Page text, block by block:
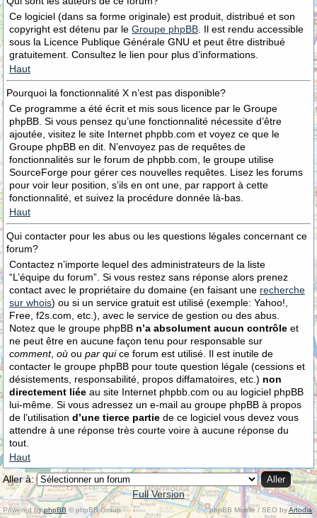
Ce logiciel (dans sa forme originale) est produit, distribué et son
copyright est détenu par le Groupe phpBB . Il est rendu accessible
sous la Licence Publique Générale GNU et peut être distribué
gratuitement. Consultez le lien pour plus d’informations.
Haut
Pourquoi la fonctionnalité X n’est pas disponible?
Ce programme a été écrit et mis sous licence par le Groupe
phpBB. Si vous pensez qu’une fonctionnalité nécessite d’être
ajoutée, visitez le site Internet phpbb.com et voyez ce que le
Groupe phpBB en dit. N’envoyez pas de requêtes de
fonctionnalités sur le forum de phpbb.com, le groupe utilise
SourceForge pour gérer ces nouvelles requêtes. Lisez les forums
pour voir leur position, s’ils en ont une, par rapport à cette
fonctionnalité, et suivez la procédure donnée là-bas.
Haut
Qui contacter pour les abus ou les questions légales concernant ce
forum?
Contactez n’importe lequel des administrateurs de la liste
“L’équipe du forum”. Si vous restez sans réponse alors prenez
contact avec le propriétaire du domaine (en faisant une recherche
sur whois) ou si un service gratuit est utilisé (exemple: Yahoo!,
Free, f2s.com, etc.), avec le service de gestion ou des abus.
Notez que le groupe phpBB n’a absolument aucun contrôle et
ne peut être en aucune façon tenu pour responsable sur
comment, où ou par quice forum est utilisé. Il est inutile de
contacter le groupe phpBB pour toute question légale (cessions et
désistements, responsabilité, propos diffamatoires, etc.) non
directement liée au site Internet phpbb.com ou au logiciel phpBB
lui-même. Si vous adressez un e-mail au groupe phpBB à propos
de l’utilisation d’une tierce partie de ce logiciel vous devez vous
attendre à une réponse très courte voire à aucune réponse du
tout.
Haut
Aller à:
Full Version
Powered byphpBB © phpBB Group. phpBB Mobile / SEO byArtodia.